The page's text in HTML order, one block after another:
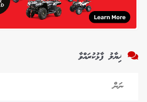
ޚިޔާލު ފާޅުކުރައްވާ